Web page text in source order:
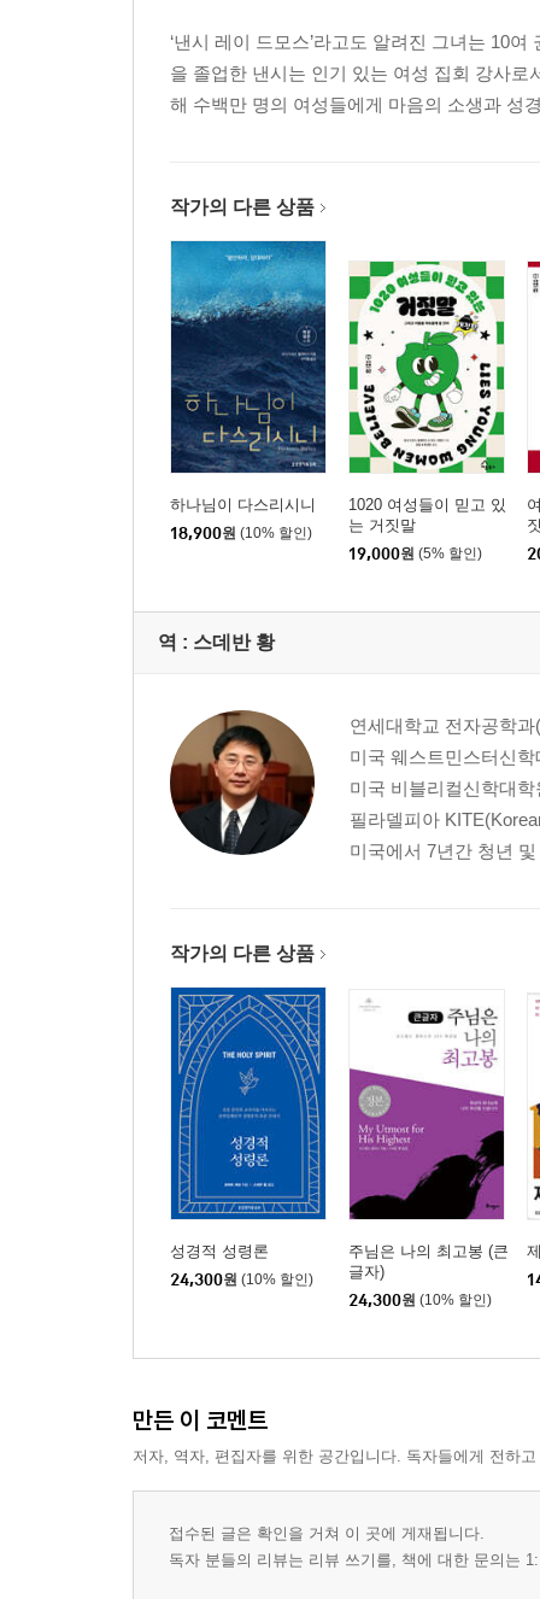
‘낸시 레이 드모스’라고도 알려진 그녀는 10
을 졸업한 낸시는 인기 있는 여성 집회 강사로
해 수백만 명의 여성들에게 마음의 소생과 성
작가의 다른 상품
하나님이 다스리시니
18,900원 (10% 할인)
1020 여성들이 믿고 있
는 거짓말
19,000원 (5% 할인)
역 : 스데반 황
연세대학교 전자공학과
미국 웨스트민스터신
미국 비블리컬신학대
필라델피아
미국에서 7년간 청년
작가의 다른 상품
성경적 성령론
24,300원 (10% 할인)
주님은 나의 최고봉 (큰
글자)
24,300원 (10% 할인)
만든 이 코멘트
저자, 역자, 편집자를 위한 공간입니다. 독자들에게 전하
접수된 글은 확인을 거쳐 이 곳에 게재됩니다.
독자 분들의 리뷰는 리뷰 쓰기를, 책에 대한 문의는